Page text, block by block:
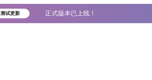
测试更新 正式版本已上线！